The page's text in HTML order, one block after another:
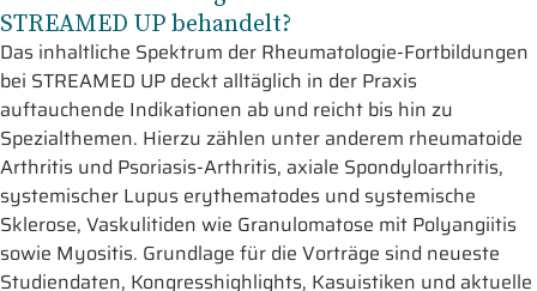
STREAMED UP behandelt?
Das inhaltliche Spektrum der Rheumatologie-Fortbildungen
bei STREAMED UP deckt alltäglich in der Praxis
auftauchende Indikationen ab und reicht bis hin zu
Spezialthemen. Hierzu zählen unter anderem rheumatoide
Arthritis und Psoriasis-Arthritis, axiale Spondyloarthritis,
systemischer Lupus erythematodes und systemische
Sklerose, Vaskulitiden wie Granulomatose mit Polyangiitis
sowie Myositis. Grundlage für die Vorträge sind neueste
Studiendaten, Kongresshighlights, Kasuistiken und aktuelle